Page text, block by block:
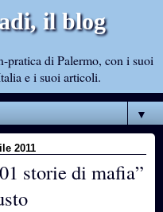
il blog
di Palermo, con i suoi
e i suoi articoli.
▼
2011
storie di mafia”